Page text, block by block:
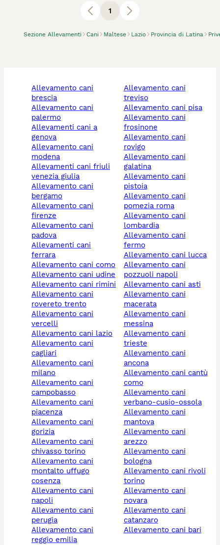
Sezione Allevamenti Cani Maltese Lazio Provincia di Latina
1
allevamento cani
brescia
allevamento cani
palermo
allevamenti cani a
genova
allevamento cani
modena
allevamenti cani friuli
venezia giulia
allevamento cani
bergamo
allevamento cani
firenze
allevamento cani
padova
allevamenti cani
ferrara
allevamento cani como
allevamento cani udine
allevamento cani rimini
allevamento cani
rovereto trento
allevamento cani
vercelli
allevamento cani lazio
allevamento cani
cagliari
allevamento cani
milano
allevamento cani
campobasso
allevamento cani
piacenza
allevamento cani
gorizia
allevamento cani
chivasso torino
allevamento cani
montalto uffugo
cosenza
allevamento cani
napoli
allevamento cani
perugia
allevamento cani
reggio emilia
allevamento cani
treviso
allevamento cani pisa
allevamento cani
frosinone
allevamento cani
rovigo
allevamento cani
galatina
allevamento cani
pistoia
allevamento cani
pomezia roma
allevamento cani
lombardia
allevamento cani
fermo
allevamento cani lucca
allevamento cani
pozzuoli napoli
allevamento cani asti
allevamento cani
macerata
allevamento cani
messina
allevamento cani
trieste
allevamento cani
ancona
allevamento cani cantù
como
allevamento cani
verbano-cusio-ossola
allevamento cani
mantova
allevamento cani
arezzo
allevamento cani
bologna
allevamento cani rivoli
torino
allevamento cani
novara
allevamento cani
catanzaro
allevamento cani bari